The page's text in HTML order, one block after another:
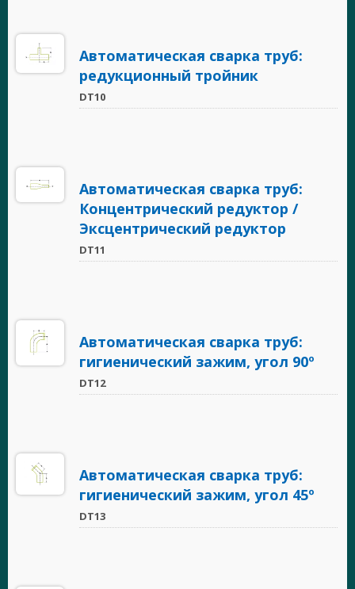
Автоматическая сварка труб:
редукционный тройник
DT10
Автоматическая сварка труб:
Концентрический редуктор /
Эксцентрический редуктор
DT11
Автоматическая сварка труб:
гигиенический зажим, угол 90º
DT12
Автоматическая сварка труб:
гигиенический зажим, угол 45º
DT13